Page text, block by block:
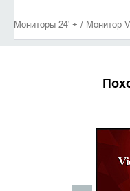
Мониторы 24' + / Монитор